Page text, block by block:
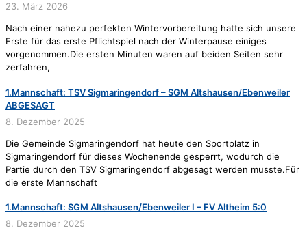
23. März 2026
Nach einer nahezu perfekten Wintervorbereitung hatte sich unsere
Erste für das erste Pflichtspiel nach der Winterpause einiges
vorgenommen.Die ersten Minuten waren auf beiden Seiten sehr
zerfahren,
1.Mannschaft: TSV Sigmaringendorf – SGM Altshausen/Ebenweiler
ABGESAGT
8. Dezember 2025
Die Gemeinde Sigmaringendorf hat heute den Sportplatz in
Sigmaringendorf für dieses Wochenende gesperrt, wodurch die
Partie durch den TSV Sigmaringendorf abgesagt werden musste.Für
die erste Mannschaft
1.Mannschaft: SGM Altshausen/Ebenweiler I – FV Altheim 5:0
8. Dezember 2025